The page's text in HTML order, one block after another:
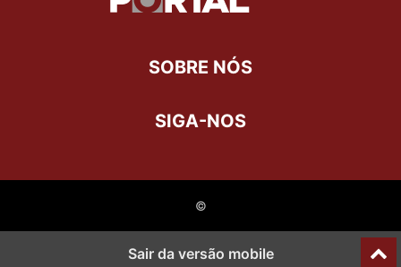
SOBRE NÓS
SIGA-NOS
©
Sair da versão mobile